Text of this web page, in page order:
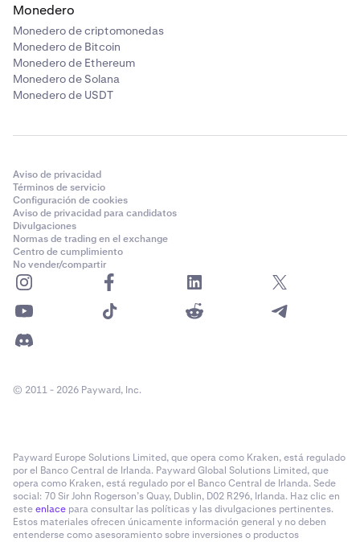
Monedero
Monedero de criptomonedas
Monedero de Bitcoin
Monedero de Ethereum
Monedero de Solana
Monedero de USDT
Aviso de privacidad
Términos de servicio
Configuración de cookies
Aviso de privacidad para candidatos
Divulgaciones
Normas de trading en el exchange
Centro de cumplimiento
No vender/compartir
© 2011 - 2026 Payward, Inc.
Payward Europe Solutions Limited, que opera como Kraken, está regulado
por el Banco Central de Irlanda. Payward Global Solutions Limited, que
opera como Kraken, está regulado por el Banco Central de Irlanda. Sede
social: 70 Sir John Rogerson’s Quay, Dublin, D02 R296, Irlanda. Haz clic en
esteenlace para consultar las políticas y las divulgaciones pertinentes.
Estos materiales ofrecen únicamente información general y no deben
entenderse como asesoramiento sobre inversiones o productos